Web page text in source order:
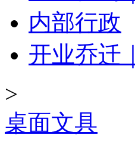
内部行政
开业乔迁
>
桌面文具